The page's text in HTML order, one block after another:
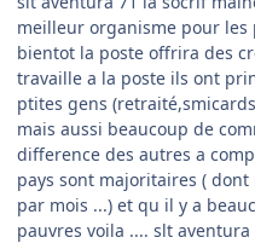
meilleur organisme pour les
bientot la poste offrira des
travaille a la poste ils ont
ptites gens
mais aussi beaucoup de
difference des autres a
pays sont majoritaires ( dont
par mois ...) et qu il y a
pauvres voila .... slt